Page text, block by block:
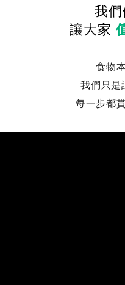
我
讓大家
食物
我們只是
每一步都